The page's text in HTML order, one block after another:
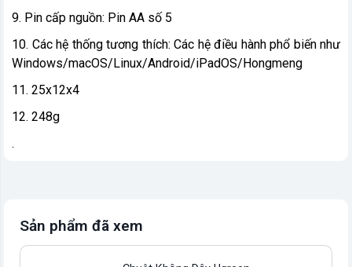
9. Pin cấp nguồn: Pin AA số 5
10. Các hệ thống tương thích: Các hệ điều hành phổ biến như
Windows/macOS/Linux/Android/iPadOS/Hongmeng
11. 25x12x4
12. 248g
.
Sản phẩm đã xem